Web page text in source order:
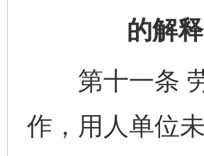
的解
第十一条 劳
作，用人单位